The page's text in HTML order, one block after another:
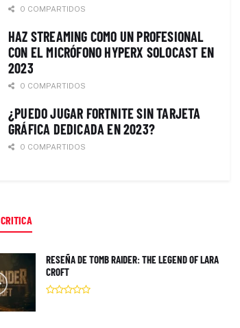
0 COMPARTIDOS
HAZ STREAMING COMO UN PROFESIONAL
CON EL MICRÓFONO HYPERX SOLOCAST EN
2023
0 COMPARTIDOS
¿PUEDO JUGAR FORTNITE SIN TARJETA
GRÁFICA DEDICADA EN 2023?
0 COMPARTIDOS
CRITICA
RESEÑA DE TOMB RAIDER: THE LEGEND OF LARA
CROFT